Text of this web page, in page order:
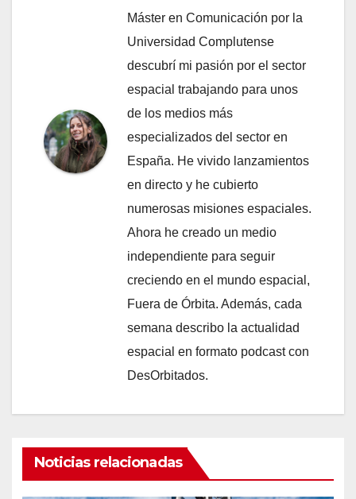
Máster en Comunicación por la
Universidad Complutense
descubrí mi pasión por el sector
espacial trabajando para unos
de los medios más
especializados del sector en
España. He vivido lanzamientos
en directo y he cubierto
numerosas misiones espaciales.
Ahora he creado un medio
independiente para seguir
creciendo en el mundo espacial,
Fuera de Órbita. Además, cada
semana describo la actualidad
espacial en formato podcast con
DesOrbitados.
Noticias relacionadas